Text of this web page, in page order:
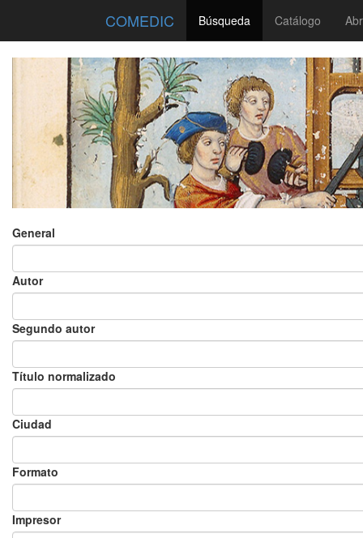
COMEDIC Búsqueda Catálogo
General
Autor
Segundo autor
Título normalizado
Ciudad
Formato
Impresor